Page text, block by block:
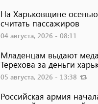
На Харьковщине
считать пассажиров
04 августа, 2026 - 08:11
Младенцам выдают
Терехова за деньги
05 августа, 2026 - 13:38
Российская армия